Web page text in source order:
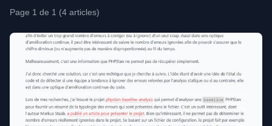
Page 1 de 1 (4 articles)